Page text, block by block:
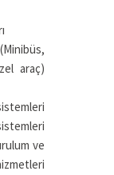
araç)
ve